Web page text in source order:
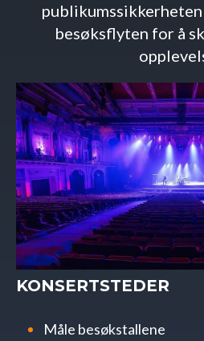
besøksflyten for å
KONSERTSTEDER
Måle besøkstallene